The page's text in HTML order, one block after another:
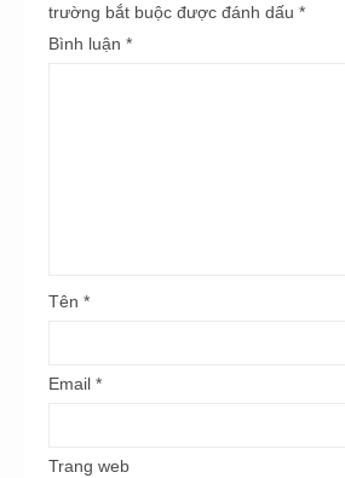
trường bắt buộc được đánh dấu *
Bình luận *
Tên *
Email *
Trang web